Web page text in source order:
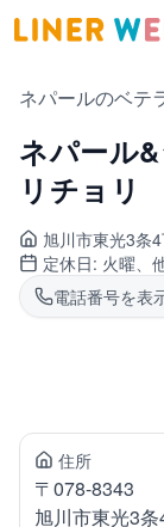
ネパールのベテ
ネパール
リチョリ
旭川市東光3条
定休日: 火曜、
電話番号を表
住所
〒078-8343
旭川市東光3